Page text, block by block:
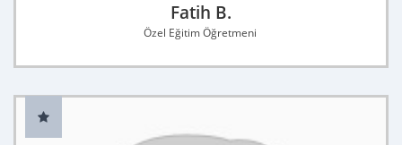
Fatih B.
Özel Eğitim Öğretmeni